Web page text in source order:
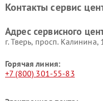
Контакты сервис
Адрес сервисного
г. Тверь, просп. Калинина,
Горячая линия:
+7 (800) 301-55-83